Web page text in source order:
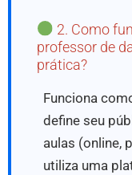
2. Como
professor de
prática?
Funciona
define seu
aulas (online,
utiliza uma